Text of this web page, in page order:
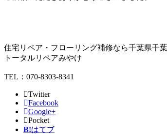
住宅リペア・フローリング補修なら千葉県千
トータルリペアみやけ
TEL：070-8303-8341
Twitter
Facebook
Google+
Pocket
B!はてブ